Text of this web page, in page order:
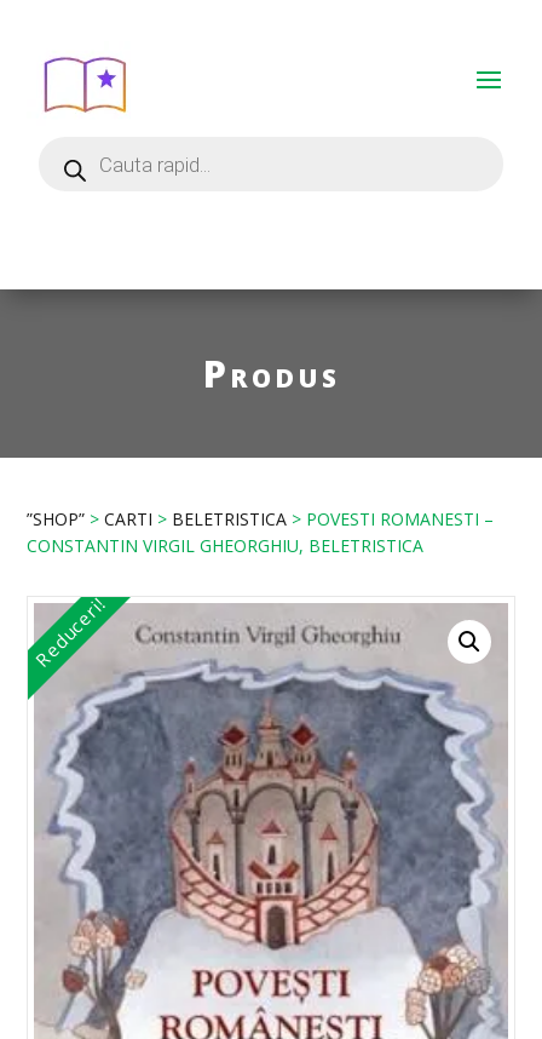
Produs
”SHOP” >CARTI > BELETRISTICA > POVESTI ROMANESTI –
CONSTANTIN VIRGIL GHEORGHIU, BELETRISTICA
Reduceri!